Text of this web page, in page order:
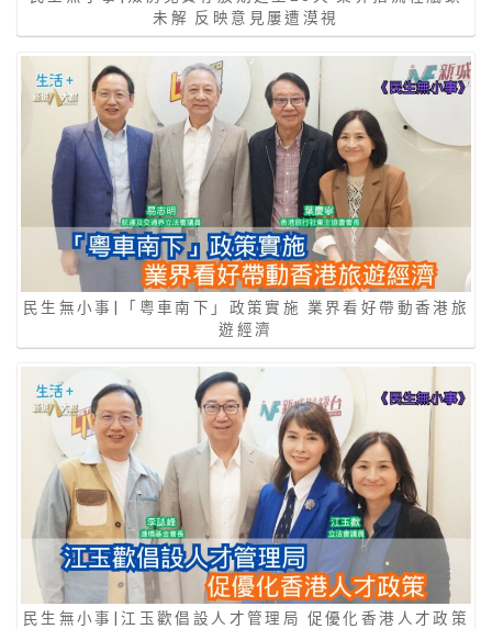
未解 反映意見屢遭漠視
民生無小事|「粵車南下」政策實施 業界看好帶動香港旅
遊經濟
民生無小事|江玉歡倡設人才管理局 促優化香港人才政策